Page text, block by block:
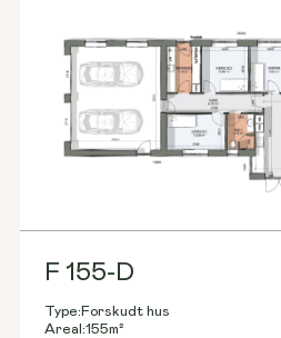
F 155-D
Type: Forskudt hus
Areal:155m²